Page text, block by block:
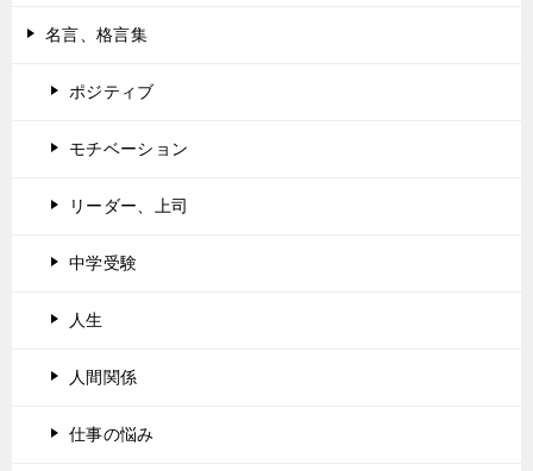
名言、格言集
ポジティブ
モチベーション
リーダー、上司
中学受験
人生
人間関係
仕事の悩み